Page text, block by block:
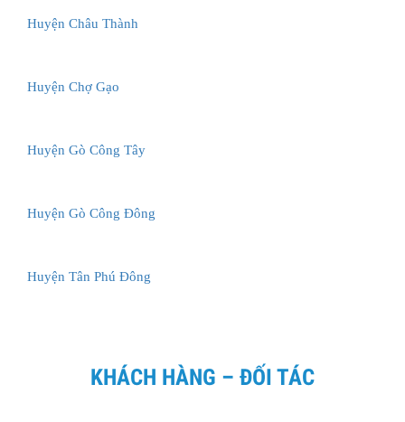
Huyện Châu Thành
Huyện Chợ Gạo
Huyện Gò Công Tây
Huyện Gò Công Đông
Huyện Tân Phú Đông
KHÁCH HÀNG – ĐỐI TÁC